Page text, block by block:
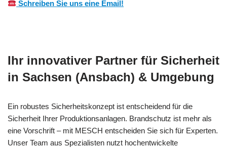
Schreiben Sie uns eine Email!
Ihr innovativer Partner für Sicherheit
in Sachsen (Ansbach) & Umgebung
Ein robustes Sicherheitskonzept ist entscheidend für die
Sicherheit Ihrer Produktionsanlagen. Brandschutz ist mehr als
eine Vorschrift – mit MESCH entscheiden Sie sich für Experten.
Unser Team aus Spezialisten nutzt hochentwickelte